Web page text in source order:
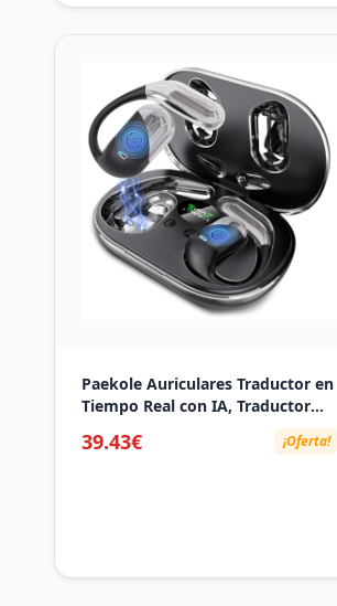
Paekole Auriculares Traductor en
Tiempo Real con IA, Traductor
Instantáneo de Voz 198 Idiomas,
Auriculares Traductores
39.43€ ¡Oferta!